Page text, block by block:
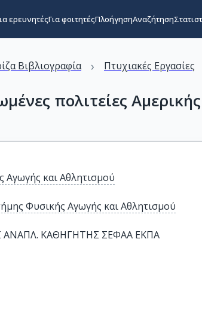
ερευνητέςΓια φοιτητέςΠλοήγησηΑναζήτηση
Βιβλιογραφία › Πτυχιακές Εργασίες
πολιτείες
Αγωγής και Αθλητισμού
Φυσικής Αγωγής και Αθλητισμού
ΚΑΘΗΓΗΤΗΣ ΣΕΦΑΑ ΕΚΠΑ